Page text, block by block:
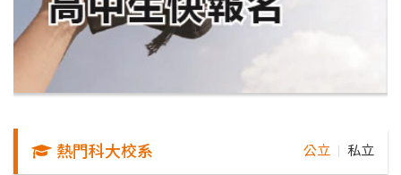
熱門科大校系 公立 私立